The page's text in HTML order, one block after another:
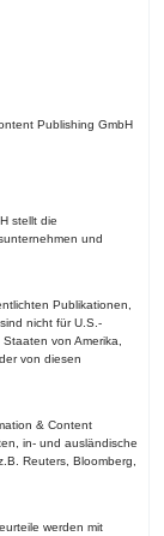
Publishing GmbH
stellt die
und
Publikationen,
nicht für U.S.-
von Amerika,
von diesen
& Content
in- und ausländische
Reuters, Bloomberg,
werden mit